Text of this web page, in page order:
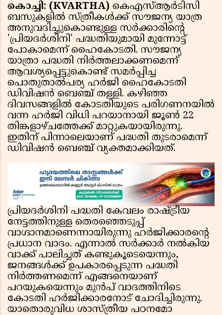
കൊച്ചി: (KVARTHA) കെഎസ്ആർടിസി
ബസുകളിൽ സ്ത്രീകൾക്ക് സൗജന്യ യാത്ര
അനുവദിച്ചുകൊണ്ടുള്ള സർക്കാരിൻ്റെ
'പ്രിയദർശിനി' പദ്ധതിയുമായി മുന്നോട്ട്
പോകാമെന്ന് ഹൈകോടതി. സൗജന്യ
യാത്രാ പദ്ധതി നിർത്തലാക്കണമെന്ന്
ആവശ്യപ്പെട്ടുകൊണ്ട് സമർപ്പിച്ച
പൊതുതാൽപര്യ ഹർജി ഹൈകോടതി
ഡിവിഷൻ ബെഞ്ച് തള്ളി. കഴിഞ്ഞ
ദിവസങ്ങളിൽ കോടതിയുടെ പരിഗണനയിൽ
വന്ന ഹർജി വിധി പറയാനായി ജൂൺ 22
തിങ്കളാഴ്ചത്തേക്ക് മാറ്റുകയായിരുന്നു.
ഇതിന് പിന്നാലെയാണ് പദ്ധതി തുടരാമെന്ന്
ഡിവിഷൻ ബെഞ്ച് വ്യക്തമാക്കിയത്.
പ്രിയദർശിനി പദ്ധതി കേവലം രാഷ്ട്രീയ
നേട്ടത്തിനുള്ള തെരഞ്ഞെടുപ്പ്
വാഗ്ദാനമാണെന്നായിരുന്നു ഹർജിക്കാരൻ്റെ
പ്രധാന വാദം. എന്നാൽ സർക്കാർ നൽകിയ
വാക്ക് പാലിച്ചത് കണ്ടുകൂടെയെന്നും,
ജനങ്ങൾക്ക് ഉപകാരപ്പെടുന്ന പദ്ധതി
നിർത്തണമെന്ന് എങ്ങനെയാണ്
പറയുകയെന്നും മുൻപ് വാദത്തിനിടെ
കോടതി ഹർജിക്കാരനോട് ചോദിച്ചിരുന്നു.
യാതൊരുവിധ ശാസ്ത്രീയ പഠനമോ